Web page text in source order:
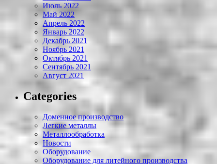
Июль 2022
Май 2022
Апрель 2022
Январь 2022
Декабрь 2021
Ноябрь 2021
Октябрь 2021
Сентябрь 2021
Август 2021
Categories
Доменное производство
Легкие металлы
Металлообработка
Новости
Оборудование
Оборудование для литейного производства